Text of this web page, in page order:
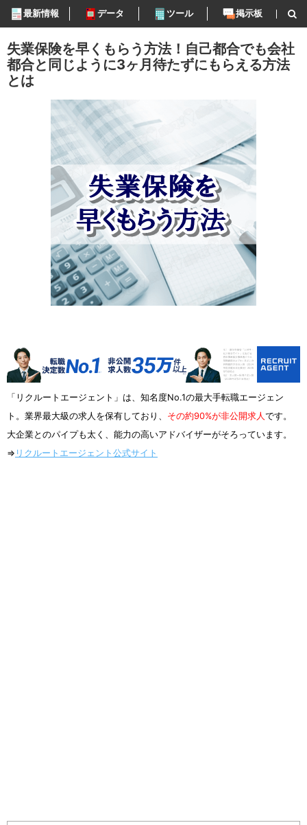
最新情報 データ ツール 掲示板
失業保険を早くもらう方法！自己都合でも会社
都合と同じように3ヶ月待たずにもらえる方法
とは
「リクルートエージェント」は、知名度No.1の最大手転職エージェン
ト。業界最大級の求人を保有しており、 その約90%が非公開求人 です。
大企業とのパイプも太く、能力の高いアドバイザーがそろっています。
⇒ リクルートエージェント公式サイト